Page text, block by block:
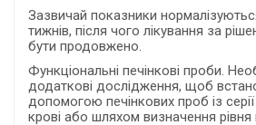
Зазвичай показники
тижнів, після чого лікування за
бути продовжено.
Функціональні печінкові проби.
додаткові дослідження, щоб
допомогою печінкових проб із серії
крові або шляхом визначення